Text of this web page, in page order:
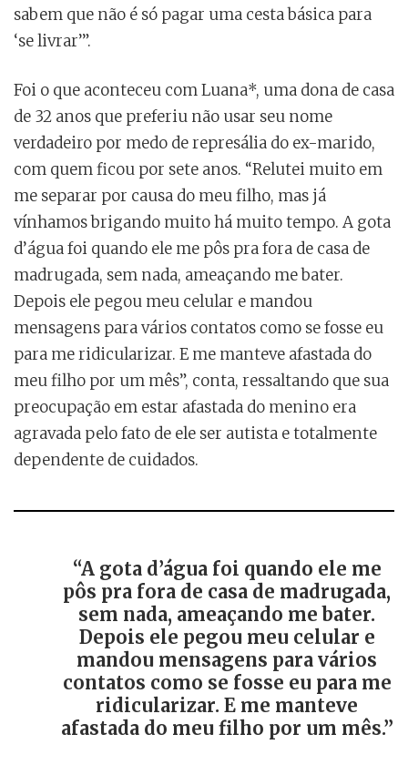
sabem que não é só pagar uma cesta básica para
‘se livrar’”.
Foi o que aconteceu com Luana*, uma dona de casa
de 32 anos que preferiu não usar seu nome
verdadeiro por medo de represália do ex-marido,
com quem ficou por sete anos. “Relutei muito em
me separar por causa do meu filho, mas já
vínhamos brigando muito há muito tempo. A gota
d’água foi quando ele me pôs pra fora de casa de
madrugada, sem nada, ameaçando me bater.
Depois ele pegou meu celular e mandou
mensagens para vários contatos como se fosse eu
para me ridicularizar. E me manteve afastada do
meu filho por um mês”, conta, ressaltando que sua
preocupação em estar afastada do menino era
agravada pelo fato de ele ser autista e totalmente
dependente de cuidados.
“A gota d’água foi quando ele me
pôs pra fora de casa de madrugada,
sem nada, ameaçando me bater.
Depois ele pegou meu celular e
mandou mensagens para vários
contatos como se fosse eu para me
ridicularizar. E me manteve
afastada do meu filho por um mês.”